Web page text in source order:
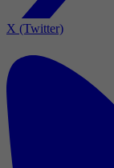
X (Twitter)